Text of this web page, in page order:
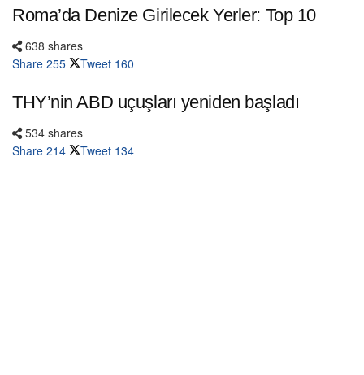
Roma’da Denize Girilecek Yerler: Top 10
638 shares
Share 255 Tweet 160
THY’nin ABD uçuşları yeniden başladı
534 shares
Share 214 Tweet 134